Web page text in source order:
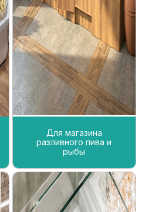
Для магазина
разливного пива и
рыбы